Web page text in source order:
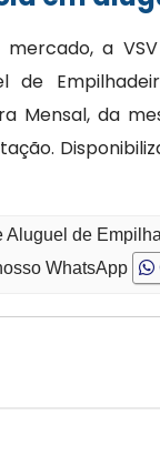
a
Mensal, da
Aluguel de
WhatsApp